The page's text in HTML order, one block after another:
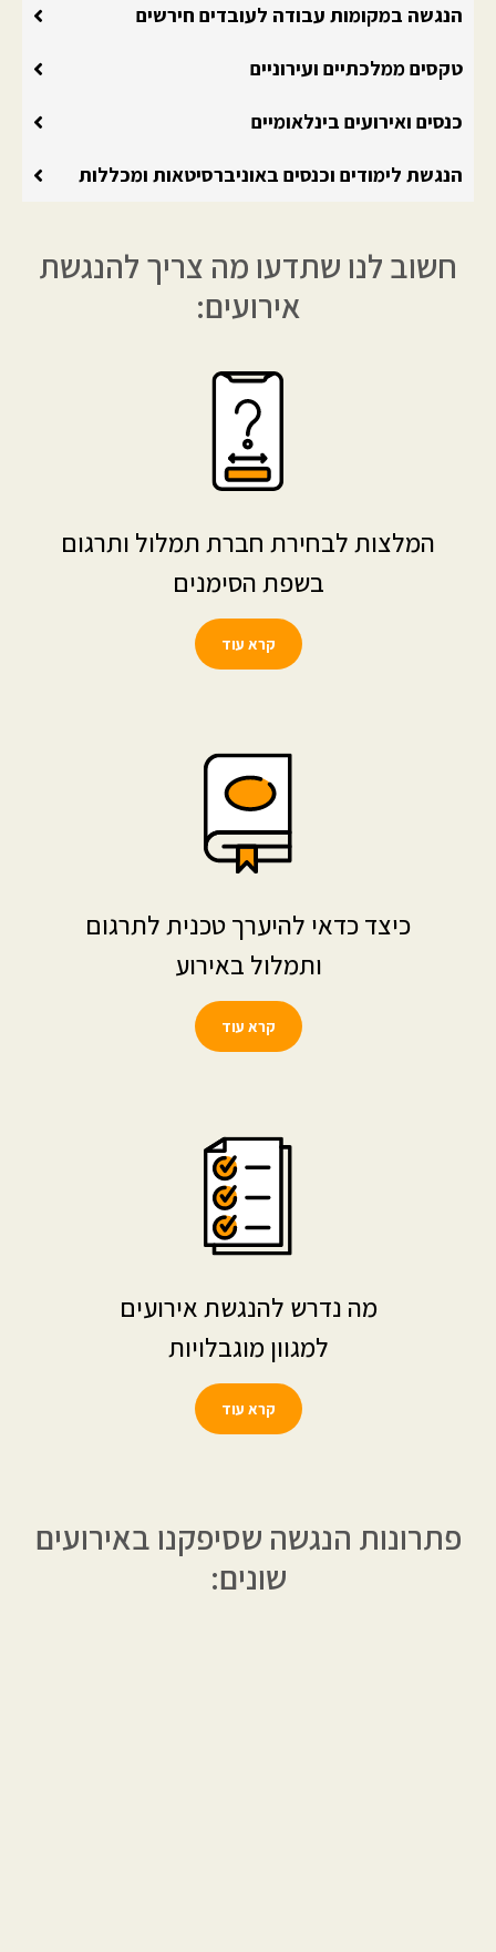
הנגשה במקומות עבודה לעובדים חירשים
טקסים ממלכתיים ועירוניים
כנסים ואירועים בינלאומיים
הנגשת לימודים וכנסים באוניברסיטאות ומכללות
חשוב לנו שתדעו מה צריך להנגשת
אירועים:
המלצות לבחירת חברת תמלול ותרגום
בשפת הסימנים
קרא עוד
כיצד כדאי להיערך טכנית לתרגום
ותמלול באירוע
קרא עוד
מה נדרש להנגשת אירועים
למגוון מוגבלויות
קרא עוד
פתרונות הנגשה שסיפקנו באירועים
שונים: